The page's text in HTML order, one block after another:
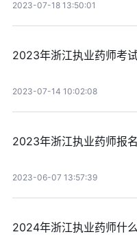
2023-07-18 13:50:01
2023年浙江执业药师考
2023-07-14 10:02:08
2023年浙江执业药师报
2023-06-07 13:57:39
2024年浙江执业药师什